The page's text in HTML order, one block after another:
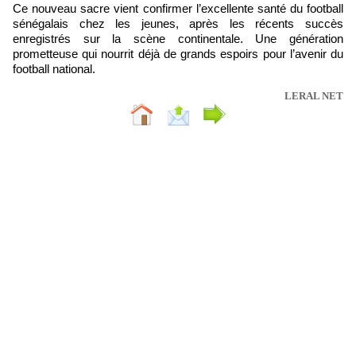
Ce nouveau sacre vient confirmer l’excellente santé du football
sénégalais chez les jeunes, après les récents succès
enregistrés sur la scène continentale. Une génération
prometteuse qui nourrit déjà de grands espoirs pour l’avenir du
football national.
LERAL NET